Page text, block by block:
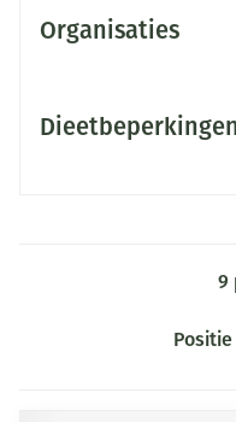
Organisaties
9
Sorteer